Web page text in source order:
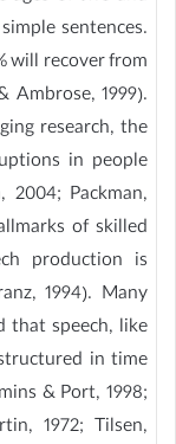
sentences.
will recover from
1999).
research, the
in people
Packman,
of skilled
production is
1994). Many
that speech, like
in time
& Port, 1998;
1972; Tilsen,